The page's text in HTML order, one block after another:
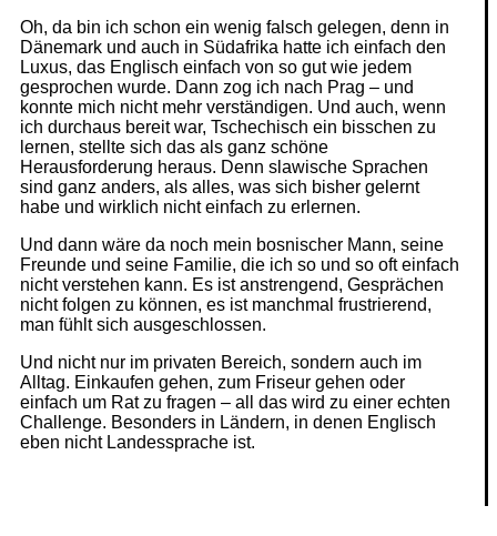
Oh, da bin ich schon ein wenig falsch gelegen, denn in
Dänemark und auch in Südafrika hatte ich einfach den
Luxus, das Englisch einfach von so gut wie jedem
gesprochen wurde. Dann zog ich nach Prag – und
konnte mich nicht mehr verständigen. Und auch, wenn
ich durchaus bereit war, Tschechisch ein bisschen zu
lernen, stellte sich das als ganz schöne
Herausforderung heraus. Denn slawische Sprachen
sind ganz anders, als alles, was sich bisher gelernt
habe und wirklich nicht einfach zu erlernen.
Und dann wäre da noch mein bosnischer Mann, seine
Freunde und seine Familie, die ich so und so oft einfach
nicht verstehen kann. Es ist anstrengend, Gesprächen
nicht folgen zu können, es ist manchmal frustrierend,
man fühlt sich ausgeschlossen.
Und nicht nur im privaten Bereich, sondern auch im
Alltag. Einkaufen gehen, zum Friseur gehen oder
einfach um Rat zu fragen – all das wird zu einer echten
Challenge. Besonders in Ländern, in denen Englisch
eben nicht Landessprache ist.